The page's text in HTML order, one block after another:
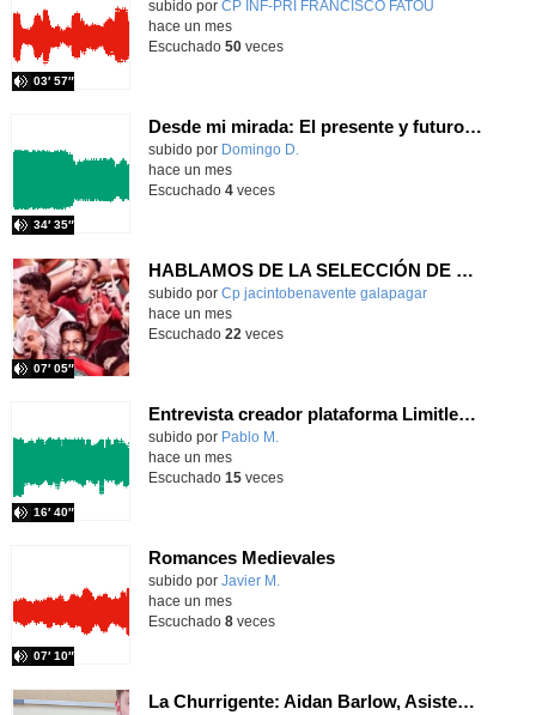
Contenido educativo.
subido por CP INF-PRI FRANCISCO FATOU
03′ 57″
hace un mes
Escuchado 50veces
Desde mi mirada: El presente y futuro del Aula TEA
Contenido educativo.
subido por Domingo D.
34′ 35″
hace un mes
Escuchado 4veces
HABLAMOS DE LA SELECCIÓN DE MARRUECOS
Contenido educativo.
subido por Cp jacintobenavente galapagar
07′ 05″
-
hace un mes
Escuchado 22 veces
Entrevista creador plataforma Limitless Education
Contenido educativo.
subido por Pablo M.
16′ 40″
hace un mes
Escuchado 15veces
Romances Medievales
subido por Javier M.
07′ 10″
hace un mes
Escuchado 8veces
La Churrigente: Aidan Barlow, Asistente de Lengua Inglesa